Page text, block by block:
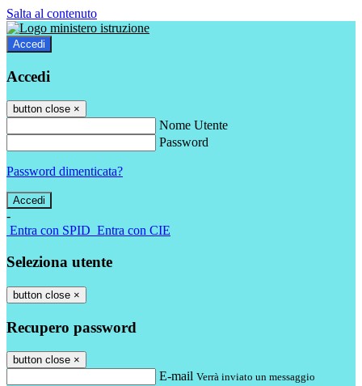
Salta al contenuto
Accedi
Accedi
button close ×
Nome Utente
Password
Password dimenticata?
-
Entra con SPID Entra con CIE
Seleziona utente
button close ×
Recupero password
button close ×
E-mail Verrà inviato un messaggio